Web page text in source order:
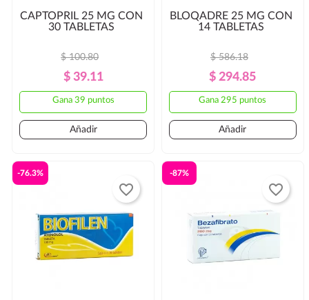
CAPTOPRIL 25 MG CON
30 TABLETAS
Precio
Regular
$ 100.80
Precio
$ 39.11
Gana 39 puntos
Añadir
BLOQADRE 25 MG CON
14 TABLETAS
Precio
Regular
$ 586.18
Precio
$ 294.85
Gana 295 puntos
Añadir
-76.3%
favorite_border
-87%
favorite_border